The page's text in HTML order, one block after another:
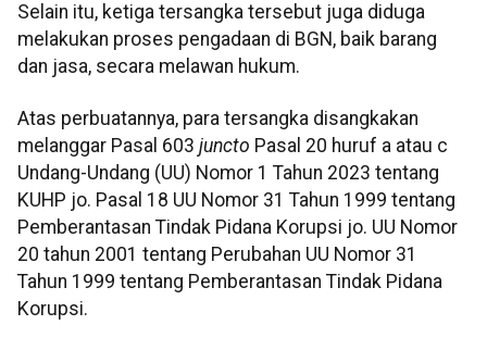
Selain itu, ketiga tersangka tersebut juga diduga
melakukan proses pengadaan di BGN, baik barang
dan jasa, secara melawan hukum.
Atas perbuatannya, para tersangka disangkakan
melanggar Pasal 603 juncto Pasal 20 huruf a atau c
Undang-Undang (UU) Nomor 1 Tahun 2023 tentang
KUHP jo. Pasal 18 UU Nomor 31 Tahun 1999 tentang
Pemberantasan Tindak Pidana Korupsi jo. UU Nomor
20 tahun 2001 tentang Perubahan UU Nomor 31
Tahun 1999 tentang Pemberantasan Tindak Pidana
Korupsi.